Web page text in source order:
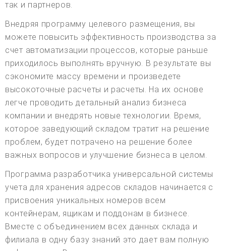
так и партнеров.
Внедряя программу целевого размещения, вы
можете повысить эффективность производства за
счет автоматизации процессов, которые раньше
приходилось выполнять вручную. В результате вы
сэкономите массу времени и произведете
высокоточные расчеты и расчеты. На их основе
легче проводить детальный анализ бизнеса
компании и внедрять новые технологии. Время,
которое заведующий складом тратит на решение
проблем, будет потрачено на решение более
важных вопросов и улучшение бизнеса в целом.
Программа разработчика универсальной системы
учета для хранения адресов складов начинается с
присвоения уникальных номеров всем
контейнерам, ящикам и поддонам в бизнесе.
Вместе с объединением всех данных склада и
филиала в одну базу знаний это дает вам полную